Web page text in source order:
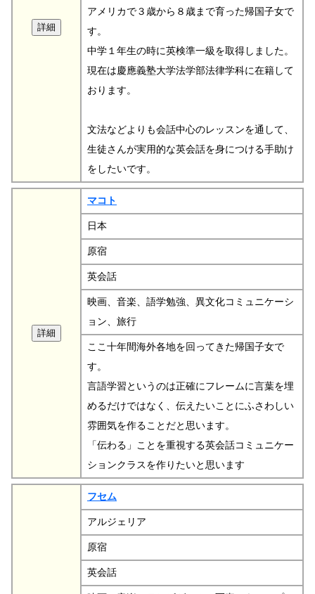
アメリカで３歳から８歳まで育った帰国子女で
す。
中学１年生の時に英検準一級を取得しました。
現在は慶應義塾大学法学部法律学科に在籍して
おります。
文法などよりも会話中心のレッスンを通して、
生徒さんが実用的な英会話を身につける手助け
をしたいです。
マコト
日本
原宿
英会話
映画、音楽、語学勉強、異文化コミュニケーシ
ョン、旅行
ここ十年間海外各地を回ってきた帰国子女で
す。
言語学習というのは正確にフレームに言葉を埋
めるだけではなく、伝えたいことにふさわしい
雰囲気を作ることだと思います。
「伝わる」ことを重視する英会話コミュニケー
ションクラスを作りたいと思います
フセム
アルジェリア
原宿
英会話